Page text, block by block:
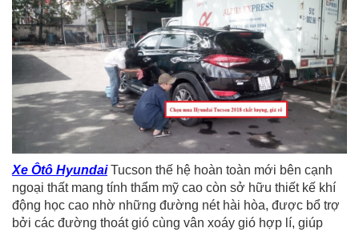
Xe Ôtô HyundaiTucson thế hệ hoàn toàn mới bên cạnh
ngoại thất mang tính thẩm mỹ cao còn sở hữu thiết kế khí
động học cao nhờ những đường nét hài hòa, được bổ trợ
bởi các đường thoát gió cùng vân xoáy gió hợp lí, giúp